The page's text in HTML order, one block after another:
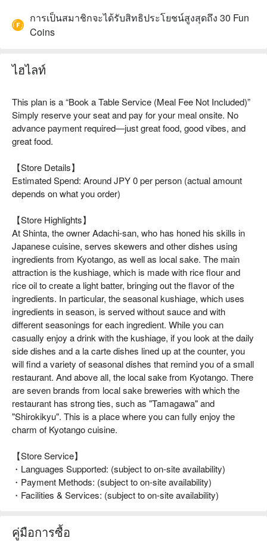
การเป็นสมาชิกจะได้รับสิทธิประโยชน์สูงสุดถึง 30 Fun
Coins
ไฮไลท์
This plan is a “Book a Table Service (Meal Fee Not Included)”
Simply reserve your seat and pay for your meal onsite. No
advance payment required—just great food, good vibes, and
great food.
【Store Details】
Estimated Spend: Around JPY 0 per person (actual amount
depends on what you order)
【Store Highlights】
At Shinta, the owner Adachi-san, who has honed his skills in
Japanese cuisine, serves skewers and other dishes using
ingredients from Kyotango, as well as local sake. The main
attraction is the kushiage, which is made with rice flour and
rice oil to create a light batter, bringing out the flavor of the
ingredients. In particular, the seasonal kushiage, which uses
ingredients in season, is served without sauce and with
different seasonings for each ingredient. While you can
casually enjoy a drink with the kushiage, if you look at the daily
side dishes and a la carte dishes lined up at the counter, you
will find a variety of seasonal dishes that remind you of a small
restaurant. And above all, the local sake from Kyotango. There
are seven brands from local sake breweries with which the
restaurant has strong ties, such as "Tamagawa" and
"Shirokikyu". This is a place where you can fully enjoy the
charm of Kyotango cuisine.
【Store Service】
・Languages Supported: (subject to on-site availability)
・Payment Methods: (subject to on-site availability)
・Facilities & Services: (subject to on-site availability)
คู่มือการซื้อ